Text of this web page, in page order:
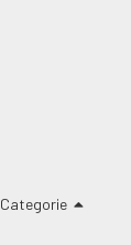
Categorie